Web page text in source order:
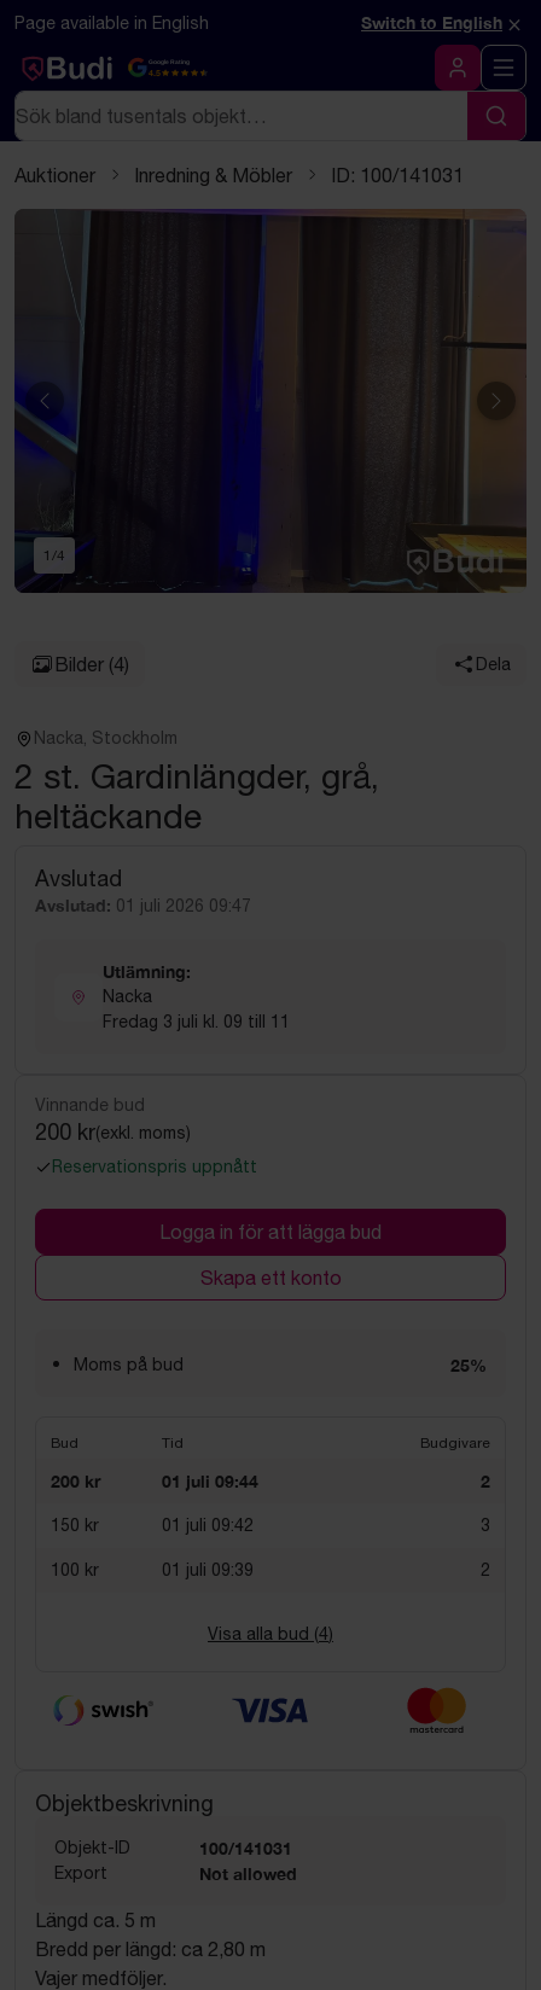
Hoppa till innehåll
Textbaserad (markdown) version av denna sida
Page available in English Switch to English ×
Google Rating
4.5
Logga in
Sök
Sök
Auktioner Inredning & Möbler ID: 100/141031
Föregående
1 /4
Bilder (4) Dela
Nacka, Stockholm
2 st. Gardinlängder, grå,
heltäckande
Avslutad
Avslutad: 01 juli 2026 09:47
Utlämning:
Nacka
Fredag 3 juli kl. 09 till 11
Vinnande bud
200 kr(exkl. moms)
Reservationspris uppnått
Logga in för att lägga bud
Skapa ett konto
Moms på bud 25%
Bud Tid Budgivare
200 kr 01 juli 09:44 2
150 kr 01 juli 09:42 3
100 kr 01 juli 09:39 2
Visa alla bud (4)
Objektbeskrivning
Objekt-ID 100/141031
Export Not allowed
Längd ca. 5 m
Bredd per längd: ca 2,80 m
Vajer medföljer.